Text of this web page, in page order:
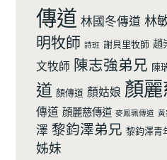
傳道 林國冬傳道 林
明牧師 詩班 謝貝里牧師 趙
文牧師 陳志強弟兄 陳
道 顏傳道 顏姑娘 顏
傳道 顔麗慈傳道 麥鳯珮傳道
澤 黎鈞澤弟兄 黎鈞澤青
姊妹